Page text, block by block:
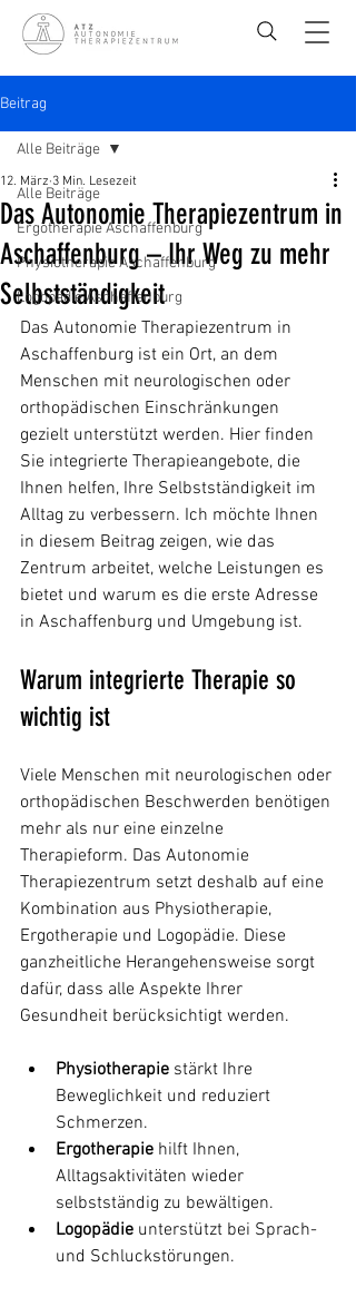
Beitrag
Alle Beiträge
Ergotherapie Aschaffenburg
Physiotherapie Aschaffenburg
Logopädie Aschaffenburg
Alle Beiträge
Das Autonomie Therapiezentrum in
Aschaffenburg – Ihr Weg zu mehr
Selbstständigkeit
12. März 3 Min. Lesezeit
Das Autonomie Therapiezentrum in
Aschaffenburg ist ein Ort, an dem
Menschen mit neurologischen oder
orthopädischen Einschränkungen
gezielt unterstützt werden. Hier finden
Sie integrierte Therapieangebote, die
Ihnen helfen, Ihre Selbstständigkeit im
Alltag zu verbessern. Ich möchte Ihnen
in diesem Beitrag zeigen, wie das
Zentrum arbeitet, welche Leistungen es
bietet und warum es die erste Adresse
in Aschaffenburg und Umgebung ist.
Warum integrierte Therapie so
wichtig ist
Viele Menschen mit neurologischen oder
orthopädischen Beschwerden benötigen
mehr als nur eine einzelne
Therapieform. Das Autonomie
Therapiezentrum setzt deshalb auf eine
Kombination aus Physiotherapie,
Ergotherapie und Logopädie. Diese
ganzheitliche Herangehensweise sorgt
dafür, dass alle Aspekte Ihrer
Gesundheit berücksichtigt werden.
Physiotherapie stärkt Ihre
Beweglichkeit und reduziert
Schmerzen.
Ergotherapie hilft Ihnen,
Alltagsaktivitäten wieder
selbstständig zu bewältigen.
Logopädie unterstützt bei Sprach-
und Schluckstörungen.